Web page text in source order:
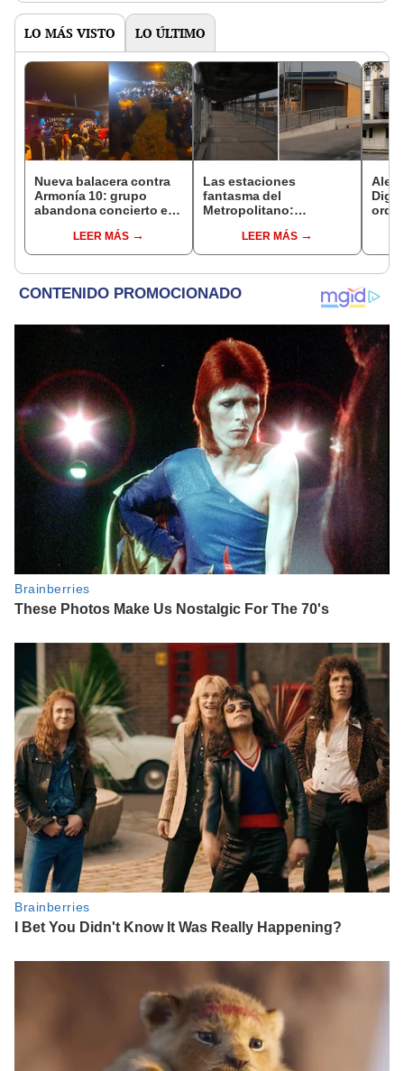
LO MÁS VISTO LO ÚLTIMO
Nueva balacera contra
Armonía 10: grupo
abandona concierto en
en pleno show
LEER MÁS
Las estaciones
fantasma del
Metropolitano:
inconclusa por falta de
buses y una adenda
LEER MÁS